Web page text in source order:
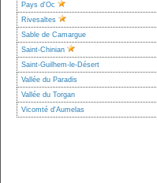
Pays d'Oc
Rivesaltes
Sable de Camargue
Saint-Chinian
Saint-Guilhem-le-Désert
Vallée du Paradis
Vallée du Torgan
Vicomté d'Aumelas